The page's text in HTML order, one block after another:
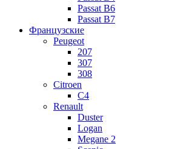
Passat B6
Passat B7
Французские
Peugeot
207
307
308
Citroen
C4
Renault
Duster
Logan
Megane 2